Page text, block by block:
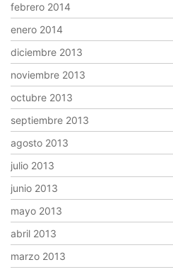
febrero 2014
enero 2014
diciembre 2013
noviembre 2013
octubre 2013
septiembre 2013
agosto 2013
julio 2013
junio 2013
mayo 2013
abril 2013
marzo 2013